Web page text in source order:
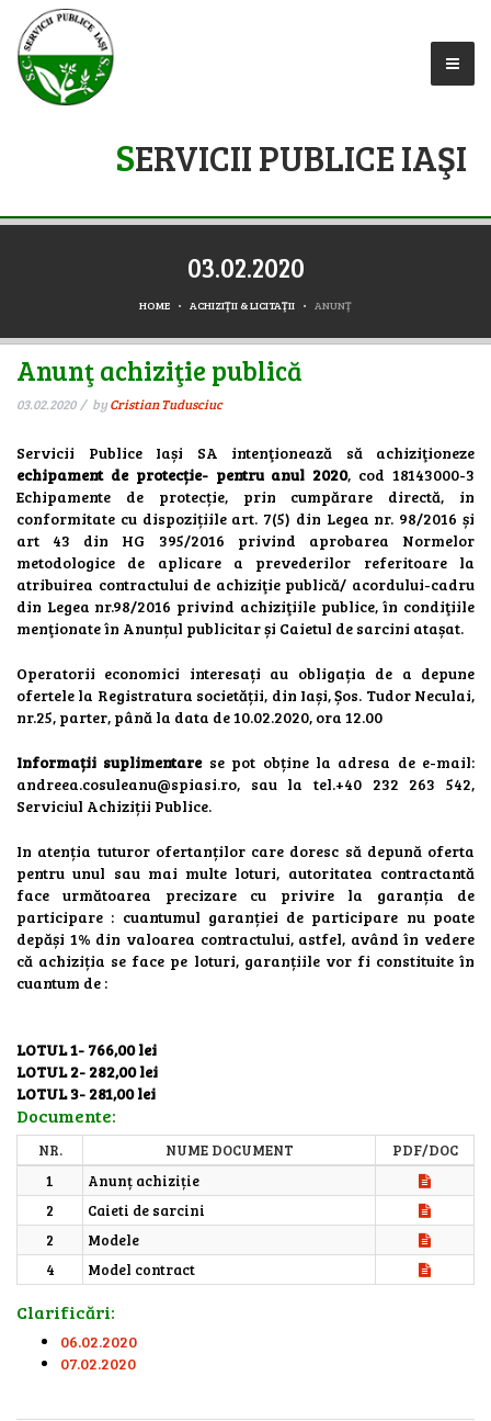
SERVICII PUBLICE IAŞI
03.02.2020
HOME ACHIZIŢII & LICITAŢII ANUNŢ
Anunţ achiziţie publică
03.02.2020 byCristian Tudusciuc
Servicii Publice Iași SA intenţionează să achiziţioneze
echipament de protecție- pentru anul 2020, cod 18143000-3
Echipamente de protecție, prin cumpărare directă, in
conformitate cu dispozițiile art. 7(5) din Legea nr. 98/2016 și
art 43 din HG 395/2016 privind aprobarea Normelor
metodologice de aplicare a prevederilor referitoare la
atribuirea contractului de achiziţie publică/ acordului-cadru
din Legea nr.98/2016 privind achiziţiile publice, în condiţiile
menţionate în Anunțul publicitar și Caietul de sarcini atașat.
Operatorii economici interesați au obligația de a depune
ofertele la Registratura societății, din Iași, Șos. Tudor Neculai,
nr.25, parter, până la data de 10.02.2020, ora 12.00
Informații suplimentarese pot obține la adresa de e-mail:
andreea.cosuleanu@spiasi.ro, sau la tel.+40 232 263 542,
Serviciul Achiziții Publice.
In atenția tuturor ofertanților care doresc să depună oferta
pentru unul sau mai multe loturi, autoritatea contractantă
face următoarea precizare cu privire la garanția de
participare : cuantumul garanției de participare nu poate
depăși 1% din valoarea contractului, astfel, având în vedere
că achiziția se face pe loturi, garanțiile vor fi constituite în
cuantum de :
LOTUL 1- 766,00 lei
LOTUL 2- 282,00 lei
LOTUL 3- 281,00 lei
Documente:
NR. NUME DOCUMENT
PDF/DOC
1
Anunț achiziție
2
Caieti de sarcini
2
Modele
4
Model contract
Clarificări:
06.02.2020
07.02.2020